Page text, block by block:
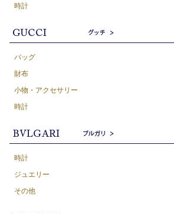
時計
バッグ
財布
小物・アクセサリー
時計
時計
ジュエリー
その他